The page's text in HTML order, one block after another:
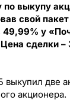
выкупу
свой
у
сделки –
выкупил две
акционера.